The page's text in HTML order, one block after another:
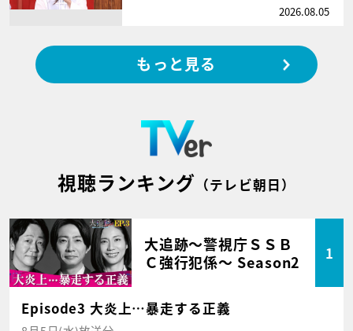
2026.08.05
もっと見る
視聴ランキング （テレビ朝日）
大追跡～警視庁ＳＳＢ
Ｃ強行犯係～ Season2
1
Episode3 大炎上…暴走する正義